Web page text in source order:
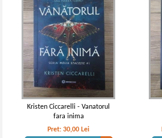
Kristen Ciccarelli - Vanatorul
fara inima
Pret:30,00 Lei